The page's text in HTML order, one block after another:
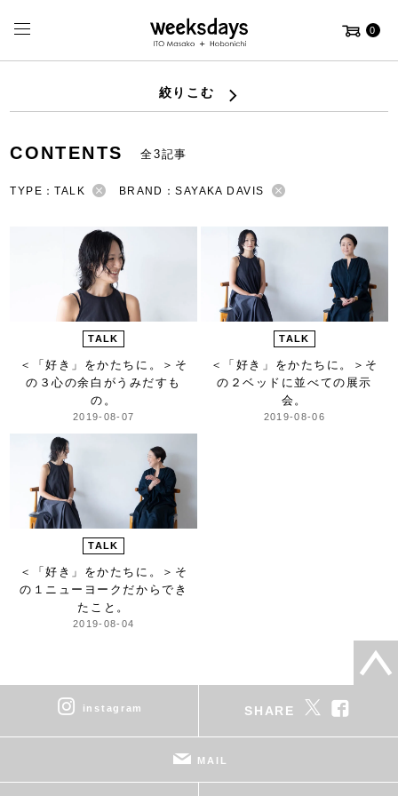
0
絞りこむ
CONTENTS 全3記事
TYPE：TALK BRAND：SAYAKA DAVIS
TALK
＜「好き」をかたちに。＞ そ
の３心の余白がうみだすも
の。
2019-08-07
TALK
＜「好き」をかたちに。＞ そ
の２ベッドに並べての展示
会。
2019-08-06
TALK
＜「好き」をかたちに。＞ そ
の１ニューヨークだからでき
たこと。
2019-08-04
instagram SHARE
MAIL